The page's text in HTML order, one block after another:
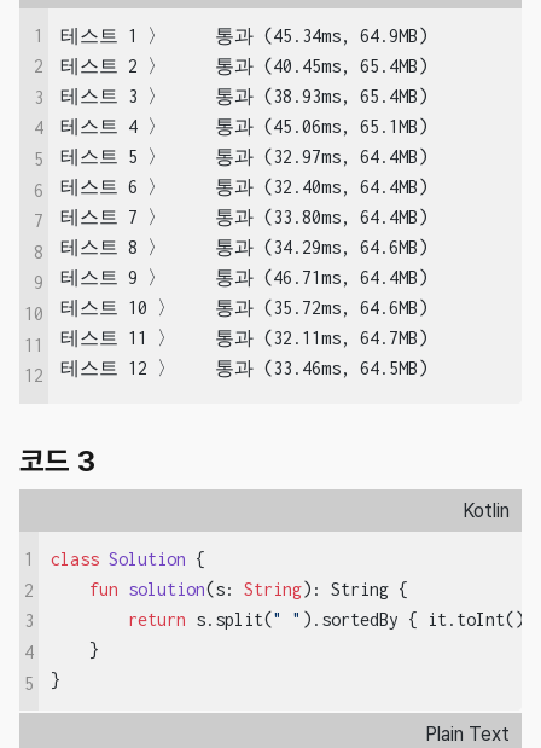
1
2
3
4
5
6
7
8
9
10
11
12
테스트 1 〉	통과 (45.34ms, 64.9MB)
테스트 2 〉	통과 (40.45ms, 65.4MB)
테스트 3 〉	통과 (38.93ms, 65.4MB)
테스트 4 〉	통과 (45.06ms, 65.1MB)
테스트 5 〉	통과 (32.97ms, 64.4MB)
테스트 6 〉	통과 (32.40ms, 64.4MB)
테스트 7 〉	통과 (33.80ms, 64.4MB)
테스트 8 〉	통과 (34.29ms, 64.6MB)
테스트 9 〉	통과 (46.71ms, 64.4MB)
테스트 10 〉	통과 (35.72ms, 64.6MB)
테스트 11 〉	통과 (32.11ms, 64.7MB)
테스트 12 〉	통과 (33.46ms, 64.5MB)
코드 3
Kotlin
1
2
3
4
5
class Solution {
fun solution(s: String) : String {
return s.split(" " ).sortedBy {
    }
}
Plain Text